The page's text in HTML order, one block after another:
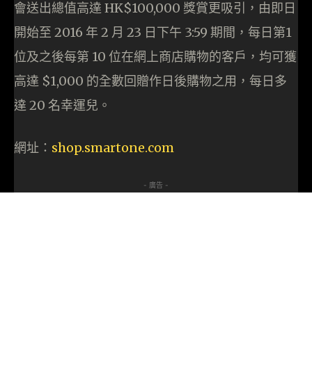
會送出總值高達 HK$100,000 獎賞更吸引，由即日
開始至 2016 年 2 月 23 日下午 3:59 期間，每日第1
位及之後每第 10 位在網上商店購物的客戶，均可獲
高達 $1,000 的全數回贈作日後購物之用，每日多
達 20 名幸運兒。
網址： shop.smartone.com
- 廣告 -